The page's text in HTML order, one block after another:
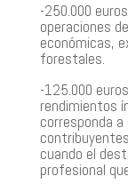
-250.000
operaciones
económicas,
forestales.
-125.000
rendimientos
corresponda
cuando el
profesional